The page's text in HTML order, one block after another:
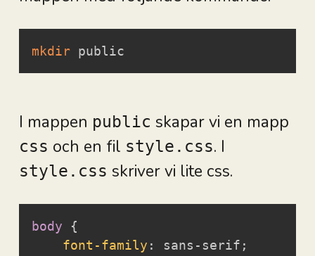
mkdir public
I mappen public skapar vi en mapp
css och en fil style.css. I
style.css skriver vi lite css.
body
{
font-family : sans-serif ;